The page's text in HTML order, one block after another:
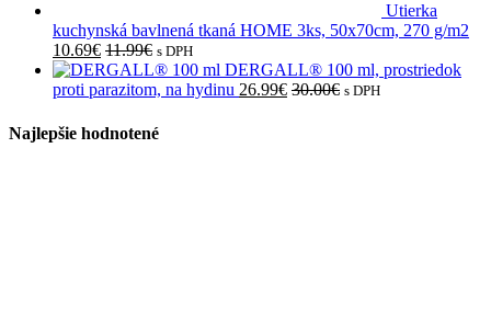
Utierka
kuchynská bavlnená tkaná HOME 3ks, 50x70cm, 270 g/m2
10.69€ 11.99€ s DPH
DERGALL® 100 ml, prostriedok
proti parazitom, na hydinu 26.99€ 30.00€ s DPH
Najlepšie hodnotené